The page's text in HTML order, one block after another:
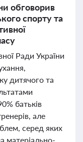
обговорив
спорту та
Ради України
дитячого та
батьків
але
серед яких
матеріально-